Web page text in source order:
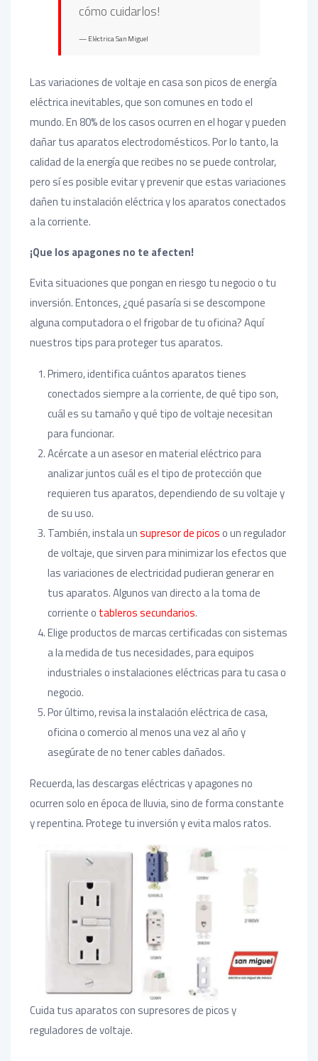
cómo cuidarlos!
Eléctrica San Miguel
Las variaciones de voltaje en casa son picos de energía
eléctrica inevitables, que son comunes en todo el
mundo. En 80% de los casos ocurren en el hogar y pueden
dañar tus aparatos electrodomésticos. Por lo tanto, la
calidad de la energía que recibes no se puede controlar,
pero sí es posible evitar y prevenir que estas variaciones
dañen tu instalación eléctrica y los aparatos conectados
a la corriente.
¡Que los apagones no te afecten!
Evita situaciones que pongan en riesgo tu negocio o tu
inversión. Entonces, ¿qué pasaría si se descompone
alguna computadora o el frigobar de tu oficina? Aquí
nuestros tips para proteger tus aparatos.
Primero, identifica cuántos aparatos tienes
conectados siempre a la corriente, de qué tipo son,
cuál es su tamaño y qué tipo de voltaje necesitan
para funcionar.
Acércate a un asesor en material eléctrico para
analizar juntos cuál es el tipo de protección que
requieren tus aparatos, dependiendo de su voltaje y
de su uso.
También, instala unsupresor de picoso un regulador
de voltaje, que sirven para minimizar los efectos que
las variaciones de electricidad pudieran generar en
tus aparatos. Algunos van directo a la toma de
corriente o tableros secundarios.
Elige productos de marcas certificadas con sistemas
a la medida de tus necesidades, para equipos
industriales o instalaciones eléctricas para tu casa o
negocio.
Por último, revisa la instalación eléctrica de casa,
oficina o comercio al menos una vez al año y
asegúrate de no tener cables dañados.
Recuerda, las descargas eléctricas y apagones no
ocurren solo en época de lluvia, sino de forma constante
y repentina. Protege tu inversión y evita malos ratos.
Cuida tus aparatos con supresores de picos y
reguladores de voltaje.